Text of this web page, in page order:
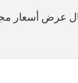
عرض أسعار